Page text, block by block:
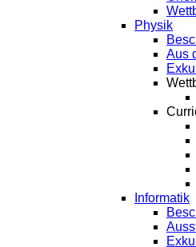
Physik
Aus
Informatik